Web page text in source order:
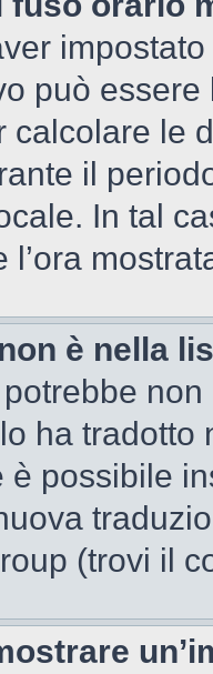
può essere
calcolare le
il
In tal
l’ora
è nella
potrebbe
ha
è possibile
(trovi il